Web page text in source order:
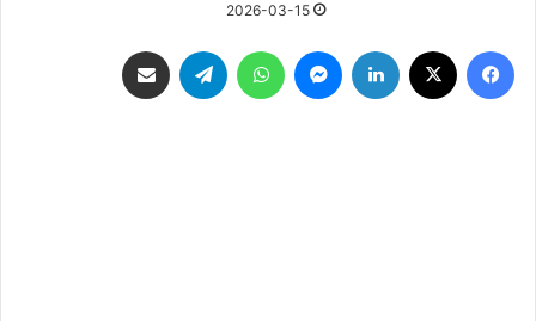
2026-03-15
فيسبوك لينكدإن ماسنجر واتساب تيلقرام